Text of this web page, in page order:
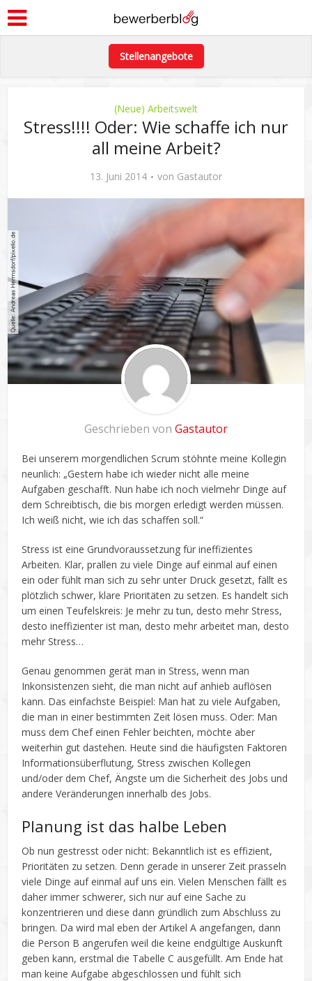
Stellenangebote
(Neue) Arbeitswelt
Stress!!!! Oder: Wie schaffe ich nur
all meine Arbeit?
13. Juni 2014 von Gastautor
Geschrieben von Gastautor
Bei unserem morgendlichen Scrum stöhnte meine Kollegin
neunlich: „Gestern habe ich wieder nicht alle meine
Aufgaben geschafft. Nun habe ich noch vielmehr Dinge auf
dem Schreibtisch, die bis morgen erledigt werden müssen.
Ich weiß nicht, wie ich das schaffen soll.“
Stress ist eine Grundvoraussetzung für ineffizientes
Arbeiten. Klar, prallen zu viele Dinge auf einmal auf einen
ein oder fühlt man sich zu sehr unter Druck gesetzt, fällt es
plötzlich schwer, klare Prioritäten zu setzen. Es handelt sich
um einen Teufelskreis: Je mehr zu tun, desto mehr Stress,
desto ineffizienter ist man, desto mehr arbeitet man, desto
mehr Stress…
Genau genommen gerät man in Stress, wenn man
Inkonsistenzen sieht, die man nicht auf anhieb auflösen
kann. Das einfachste Beispiel: Man hat zu viele Aufgaben,
die man in einer bestimmten Zeit lösen muss. Oder: Man
muss dem Chef einen Fehler beichten, möchte aber
weiterhin gut dastehen. Heute sind die häufigsten Faktoren
Informationsüberflutung, Stress zwischen Kollegen
und/oder dem Chef, Ängste um die Sicherheit des Jobs und
andere Veränderungen innerhalb des Jobs.
Planung ist das halbe Leben
Ob nun gestresst oder nicht: Bekanntlich ist es effizient,
Prioritäten zu setzen. Denn gerade in unserer Zeit prasseln
viele Dinge auf einmal auf uns ein. Vielen Menschen fällt es
daher immer schwerer, sich nur auf eine Sache zu
konzentrieren und diese dann gründlich zum Abschluss zu
bringen. Da wird mal eben der Artikel A angefangen, dann
die Person B angerufen weil die keine endgültige Auskunft
geben kann, erstmal die Tabelle C ausgefüllt. Am Ende hat
man keine Aufgabe abgeschlossen und fühlt sich